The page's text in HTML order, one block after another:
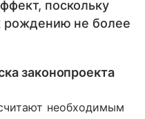
поскольку
рождению не более
законопроекта
необходимым